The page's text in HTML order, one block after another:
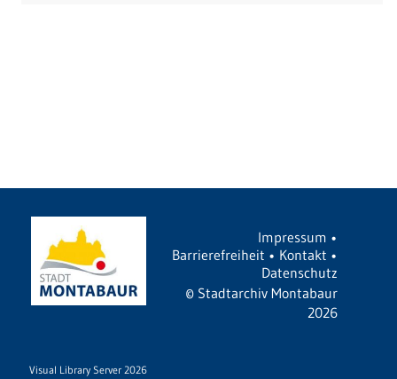
Impressum •
Barrierefreiheit • Kontakt •
Datenschutz
© Stadtarchiv Montabaur
2026
Visual Library Server 2026